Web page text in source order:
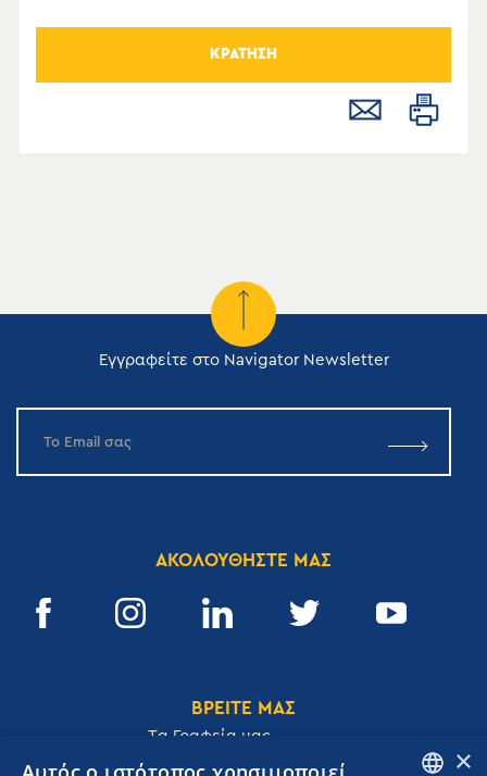
ΚΡΑΤΗΣΗ
Εγγραφείτε στο Navigator Newsletter
ΑΚΟΛΟΥΘΗΣΤΕ ΜΑΣ
ΒΡΕΙΤΕ ΜΑΣ
Tα Γραφεία μας
×